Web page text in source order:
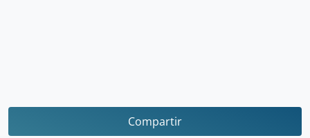
Compartir